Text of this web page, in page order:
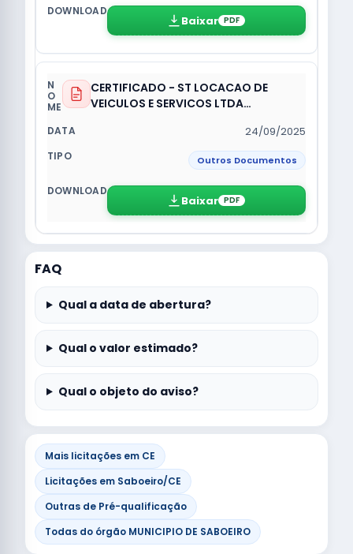
Baixar PDF
CERTIFICADO - ST LOCACAO DE
VEICULOS E SERVICOS LTDA
24/09/2025
Outros Documentos
Baixar PDF
FAQ
Qual a data de abertura?
Qual o valor estimado?
Qual o objeto do aviso?
Mais licitações em CE
Licitações em Saboeiro/CE
Outras de Pré-qualificação
Todas do órgão MUNICIPIO DE SABOEIRO